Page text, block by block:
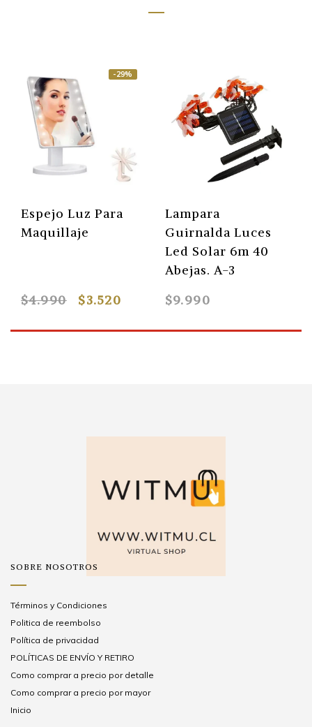
-29%
Espejo Luz Para
Maquillaje
$4.990 $3.520
Lampara
Guirnalda Luces
Led Solar 6m 40
Abejas. A-3
$9.990
SOBRE NOSOTROS
Términos y Condiciones
Politica de reembolso
Política de privacidad
POLÍTICAS DE ENVÍO Y RETIRO
Como comprar a precio por detalle
Como comprar a precio por mayor
Inicio